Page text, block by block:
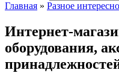
Главная » Разное
Интернет-
оборудования,